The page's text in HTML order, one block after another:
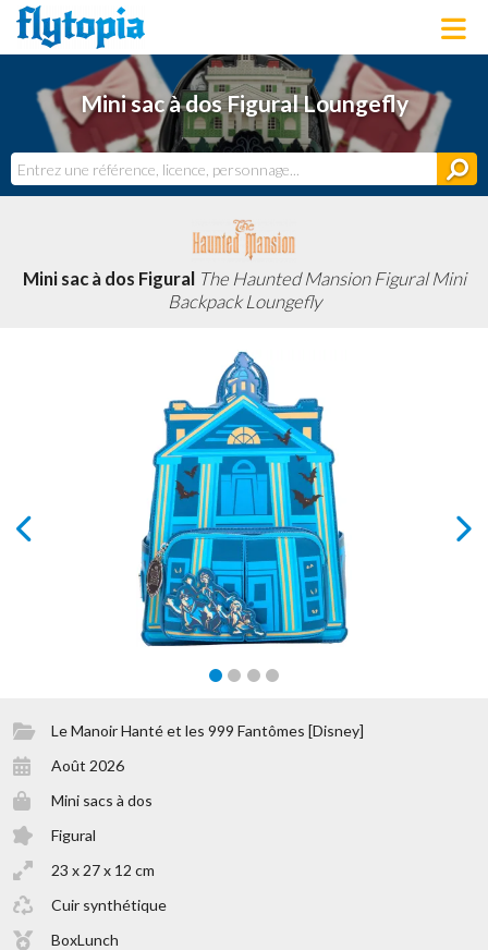
LOUNGEFLY
LICENCES
NOUVEAUTÉS
BONS PLANS
ACTUALITÉS
DERNIERS AJOUTS
Mini sac à dos Figural Loungefly
Mini sac à dos Figural The Haunted Mansion Figural Mini
Backpack Loungefly
Le Manoir Hanté et les 999 Fantômes [Disney]
Août 2026
Mini sacs à dos
Figural
23 x 27 x 12 cm
Cuir synthétique
BoxLunch